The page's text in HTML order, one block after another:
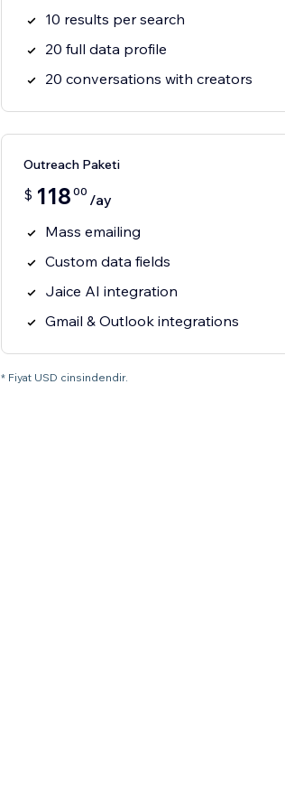
10 results per search
20 full data profile
20 conversations with creators
Outreach Paketi
$ 118 00 /ay
Mass emailing
Custom data fields
Jaice AI integration
Gmail & Outlook integrations
* Fiyat USD cinsindendir.